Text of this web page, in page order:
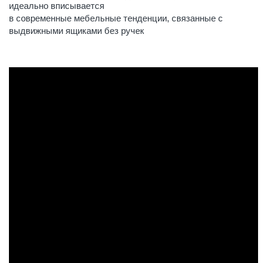
идеально вписывается
в современные мебельные тенденции, связанные с
выдвижными ящиками без ручек